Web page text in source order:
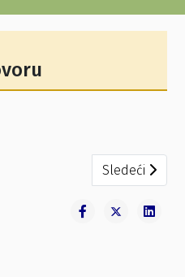
raspisivanju ponovnih
Sledeći
Sledeći